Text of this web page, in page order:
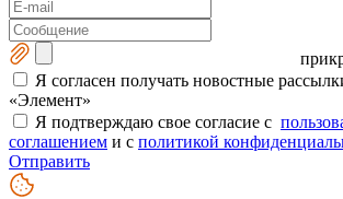
Я согласен получать новостные
«Элемент»
Я подтверждаю свое согласие с
соглашением и с политикой
Отправить